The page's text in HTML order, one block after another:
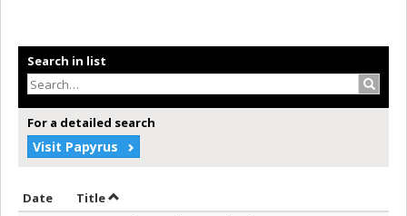
Search in list
For a detailed search
Visit Papyrus
Date Sort by date in ascending order
TitleSort by title in ascending order